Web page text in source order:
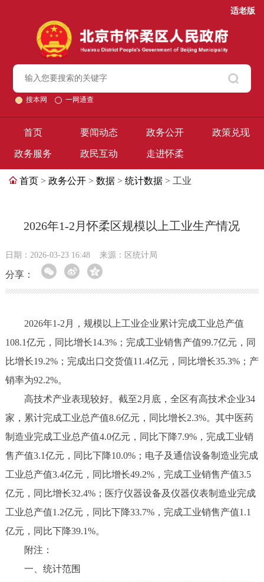
适老版
搜本网 一网通查
首页 要闻动态 政务公开 政策兑现
政务服务 政民互动 走进怀柔
首页 > 政务公开 > 数据 > 统计数据 > 工业
2026年1-2月怀柔区规模以上工业生产情况
日期：2026-03-23 16:48 来源：区统计局
分享：
2026年1-2月，规模以上工业企业累计完成工业总产值
108.1亿元，同比增长14.3%；完成工业销售产值99.7亿元，同
比增长19.2%；完成出口交货值11.4亿元，同比增长35.3%；产
销率为92.2%。
高技术产业表现较好。截至2月底，全区有高技术企业34
家，累计完成工业总产值8.6亿元，同比增长2.3%。其中医药
制造业完成工业总产值4.0亿元，同比下降7.9%，完成工业销
售产值3.1亿元，同比下降10.0%；电子及通信设备制造业完成
工业总产值3.4亿元，同比增长49.2%，完成工业销售产值3.5
亿元，同比增长32.4%；医疗仪器设备及仪器仪表制造业完成
工业总产值1.2亿元，同比下降33.7%，完成工业销售产值1.1
亿元，同比下降39.1%。
附注：
一、统计范围